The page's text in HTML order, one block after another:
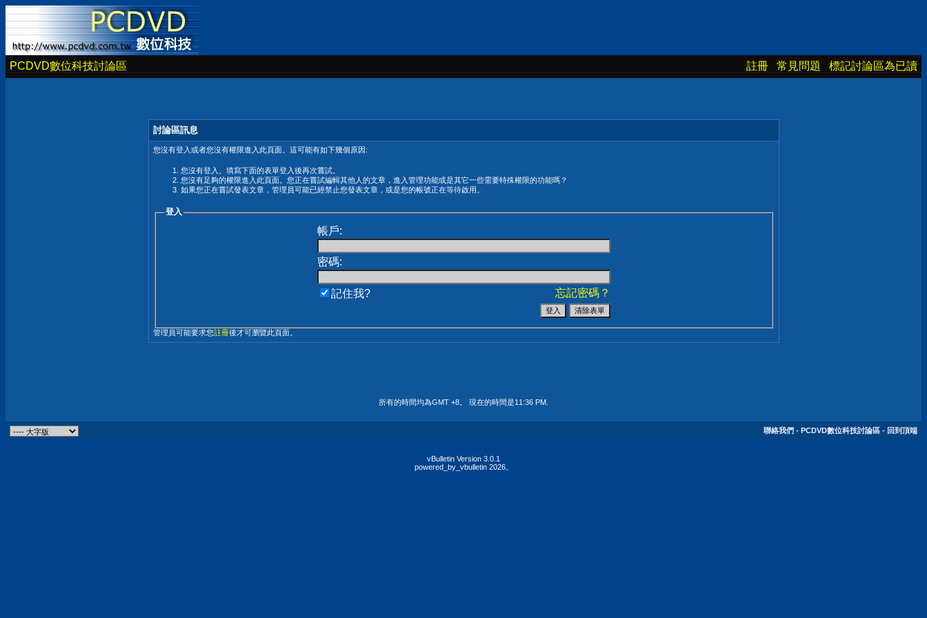
PCDVD數位科技討論區 註冊 常見問題 標記討論區為已讀
討論區訊息
您沒有登入或者您沒有權限進入此頁面。這可能有如下幾個原因:
您沒有登入。填寫下面的表單登入後再次嘗試。
您沒有足夠的權限進入此頁面。您正在嘗試編輯其他人的文章，進入管理功能或是其它一些需要特殊權限的功能嗎？
如果您正在嘗試發表文章，管理員可能已經禁止您發表文章，或是您的帳號正在等待啟用。
登入
帳戶:
密碼:
忘記密碼？
記住我?
管理員可能要求您註冊後才可瀏覽此頁面。
所有的時間均為GMT +8。 現在的時間是11:36 PM
聯絡我們 - PCDVD數位科技討論區 - 回到頂端
vBulletin Version 3.0.1
powered_by_vbulletin 2026。